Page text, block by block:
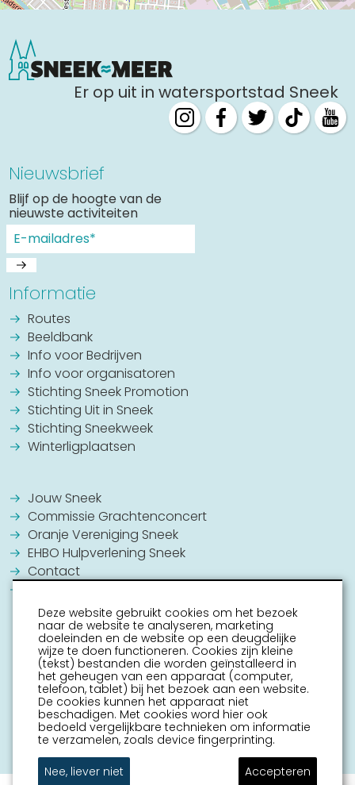
Er op uit in watersportstad Sneek
Nieuwsbrief
Blijf op de hoogte van de
nieuwste activiteiten
Informatie
Routes
Beeldbank
Info voor Bedrijven
Info voor organisatoren
Stichting Sneek Promotion
Stichting Uit in Sneek
Stichting Sneekweek
Winterligplaatsen
Jouw Sneek
Commissie Grachtenconcert
Oranje Vereniging Sneek
EHBO Hulpverlening Sneek
Contact
Deze website gebruikt cookies om het bezoek
naar de website te analyseren, marketing
doeleinden en de website op een deugdelijke
wijze te doen functioneren. Cookies zijn kleine
(tekst) bestanden die worden geïnstalleerd in
het geheugen van een apparaat (computer,
telefoon, tablet) bij het bezoek aan een website.
De cookies kunnen het apparaat niet
beschadigen. Met cookies word hier ook
bedoeld vergelijkbare technieken om informatie
te verzamelen, zoals device fingerprinting.
Nee, liever niet
Accepteren